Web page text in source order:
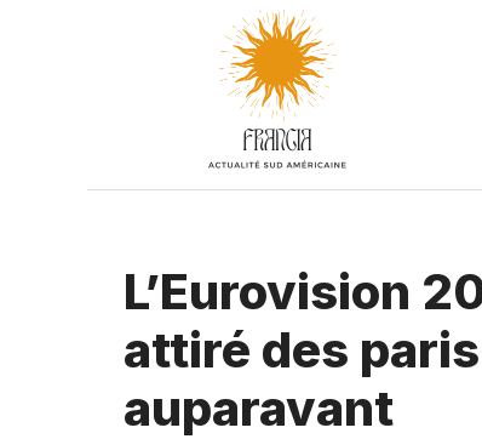
L’Eurovision
attiré des
auparavant